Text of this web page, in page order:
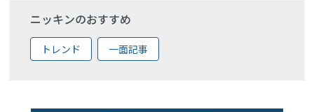
ニッキンのおすすめ
トレンド 一面記事